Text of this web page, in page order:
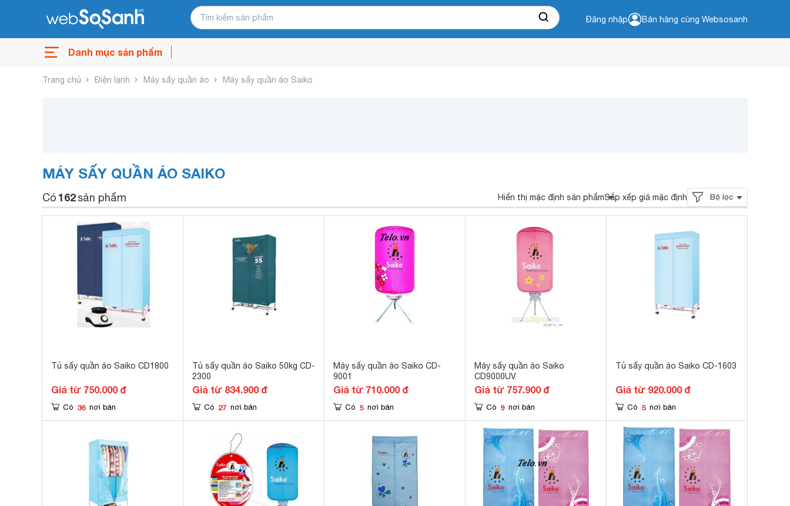
Đăng nhập Bán hàng cùng Websosanh
Danh mục sản phẩm
Trang chủ Điện lạnh Máy sấy quần áo Máy sấy quần áo Saiko
MÁY SẤY QUẦN ÁO SAIKO
Có 162sản phẩm Hiển thị mặc định sản phẩmSắp xếp giá mặc định Bộ lọc
Tủ sấy quần áo Saiko CD1800
Giá từ 750.000 đ
Có 36 nơi bán
Tủ sấy quần áo Saiko 50kg CD-
2300
Giá từ 834.900 đ
Có 27 nơi bán
Máy sấy quần áo Saiko CD-
9001
Giá từ 710.000 đ
Có 5 nơi bán
Máy sấy quần áo Saiko
CD9000UV
Giá từ 757.900 đ
Có 9 nơi bán
Tủ sấy quần áo Saiko CD-1603
Giá từ 920.000 đ
Có 5 nơi bán